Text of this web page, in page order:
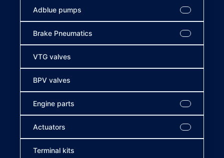
Adblue pumps
Brake Pneumatics
VTG valves
BPV valves
Engine parts
Actuators
Terminal kits